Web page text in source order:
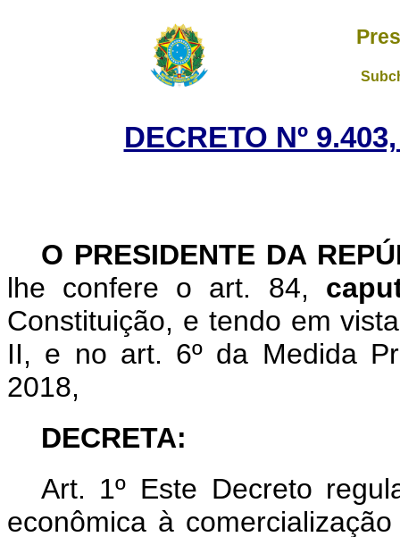
DECRETO Nº
O PRESIDENTE DA
lhe confere o art. 84,
Constituição, e tendo em
II, e no art. 6º da Medida
2018,
DECRETA:
Art. 1º Este Decreto
econômica à